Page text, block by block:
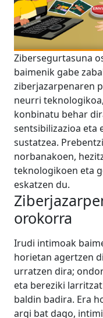
Zibersegurtasuna
baimenik gabe
ziberjazarpenaren
neurri
konbinatu behar
sentsibilizazioa eta
sustatzea.
norbanakoen,
teknologikoen eta
eskatzen du.
orokorra
Irudi intimoak
horietan agertzen
urratzen dira;
eta bereziki
baldin badira. Era
argi bat dago,